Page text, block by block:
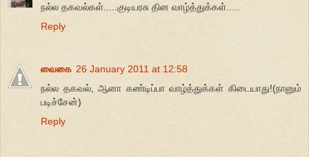
நல்ல தகவல்கள்.....குடியரசு தின வாழ்த்துக்கள்.....
Reply
வைகை 26 January 2011 at 12:58
நல்ல தகவல், ஆனா கண்டிப்பா வாழ்த்துக்கள் கிடையாது!(நானும்
படிச்சேன்)
Reply